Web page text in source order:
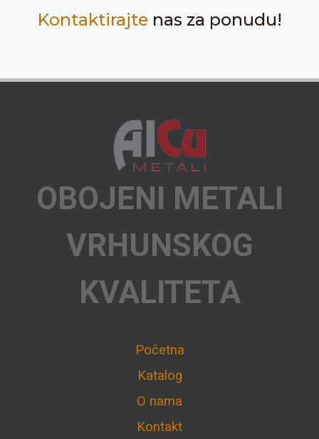
Kontaktirajtenas za ponudu!
OBOJENI METALI
VRHUNSKOG
KVALITETA
Početna
Katalog
O nama
Kontakt